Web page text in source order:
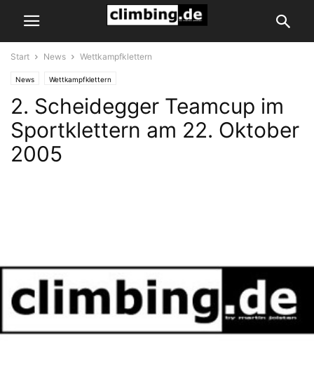
Start News Wettkampfklettern
News Wettkampfklettern
2. Scheidegger Teamcup im
Sportklettern am 22. Oktober
2005